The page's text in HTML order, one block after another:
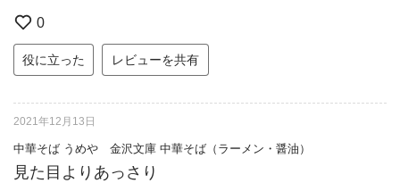
0
役に立った レビューを共有
2021年12月13日
中華そば うめや 金沢文庫 中華そば（ラーメン・醤油）
見た目よりあっさり